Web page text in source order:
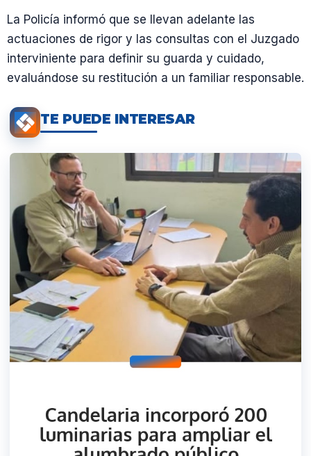
La Policía informó que se llevan adelante las
actuaciones de rigor y las consultas con el Juzgado
interviniente para definir su guarda y cuidado,
evaluándose su restitución a un familiar responsable.
TE PUEDE INTERESAR